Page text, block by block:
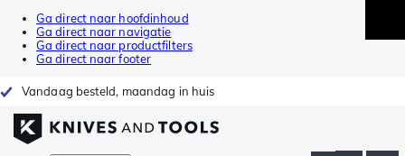
Ga direct naar hoofdinhoud
Ga direct naar navigatie
Ga direct naar productfilters
Ga direct naar footer
Vandaag besteld, maandag in huis